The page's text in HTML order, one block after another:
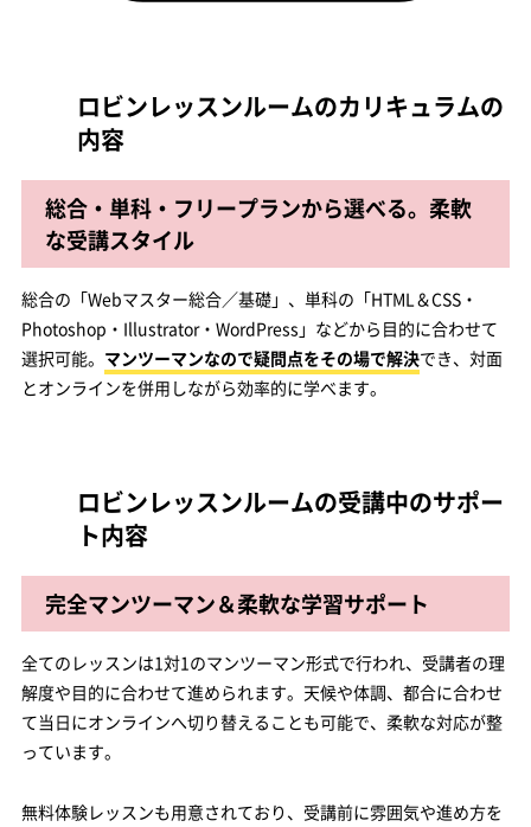
ロビンレッスンルームのカリキュラムの
内容
総合・単科・フリープランから選べる。柔軟
な受講スタイル
総合の「Webマスター総合／基礎」、単科の「HTML＆CSS・
Photoshop・Illustrator・WordPress」などから目的に合わせて
選択可能。 マンツーマンなので疑問点をその場で解決でき、対面
とオンラインを併用しながら効率的に学べます。
ロビンレッスンルームの受講中のサポー
ト内容
完全マンツーマン＆柔軟な学習サポート
全てのレッスンは1対1のマンツーマン形式で行われ、受講者の理
解度や目的に合わせて進められます。天候や体調、都合に合わせ
て当日にオンラインへ切り替えることも可能で、柔軟な対応が整
っています。
無料体験レッスンも用意されており、受講前に雰囲気や進め方を